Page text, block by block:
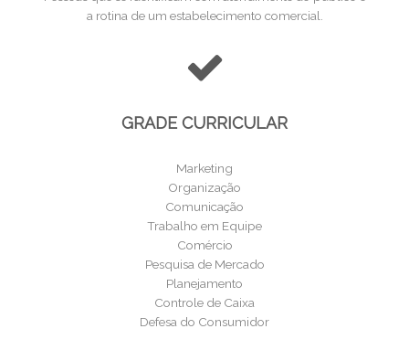
a rotina de um estabelecimento comercial.
GRADE CURRICULAR
Marketing
Organização
Comunicação
Trabalho em Equipe
Comércio
Pesquisa de Mercado
Planejamento
Controle de Caixa
Defesa do Consumidor